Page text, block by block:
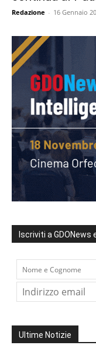
Redazione - 16 Gennaio
Iscriviti a
Ultime Notizie